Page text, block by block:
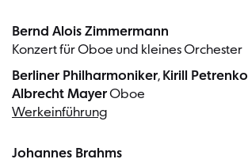
Bernd Alois Zimmermann
Konzert für Oboe und kleines Orchester
Berliner Philharmoniker, Kirill Petrenko
Albrecht MayerOboe
Werkeinführung
Johannes Brahms